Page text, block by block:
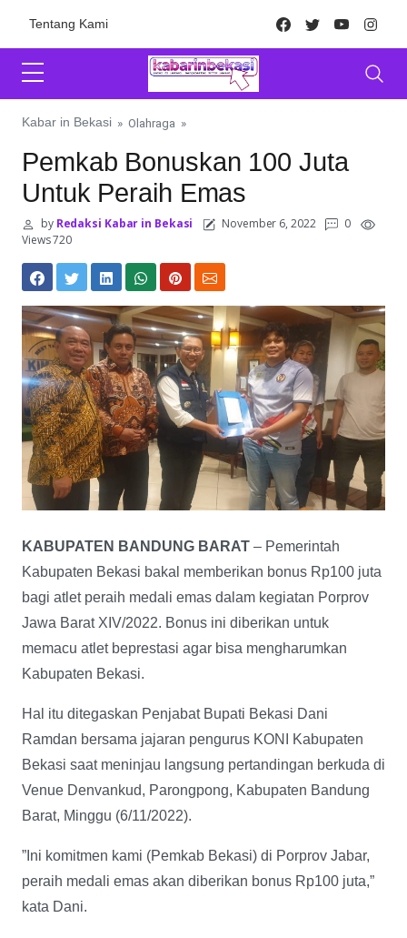
Tentang Kami Facebook
TwitterYoutube
Kabar in Bekasi » Olahraga »
Pemkab Bonuskan 100 Juta
Untuk Peraih Emas
byRedaksi Kabar in Bekasi November 6, 2022
0
Views 720
KABUPATEN BANDUNG BARAT – Pemerintah
Kabupaten Bekasi bakal memberikan bonus Rp100 juta
bagi atlet peraih medali emas dalam kegiatan Porprov
Jawa Barat XIV/2022. Bonus ini diberikan untuk
memacu atlet beprestasi agar bisa mengharumkan
Kabupaten Bekasi.
Hal itu ditegaskan Penjabat Bupati Bekasi Dani
Ramdan bersama jajaran pengurus KONI Kabupaten
Bekasi saat meninjau langsung pertandingan berkuda di
Venue Denvankud, Parongpong, Kabupaten Bandung
Barat, Minggu (6/11/2022).
”Ini komitmen kami (Pemkab Bekasi) di Porprov Jabar,
peraih medali emas akan diberikan bonus Rp100 juta,”
kata Dani.